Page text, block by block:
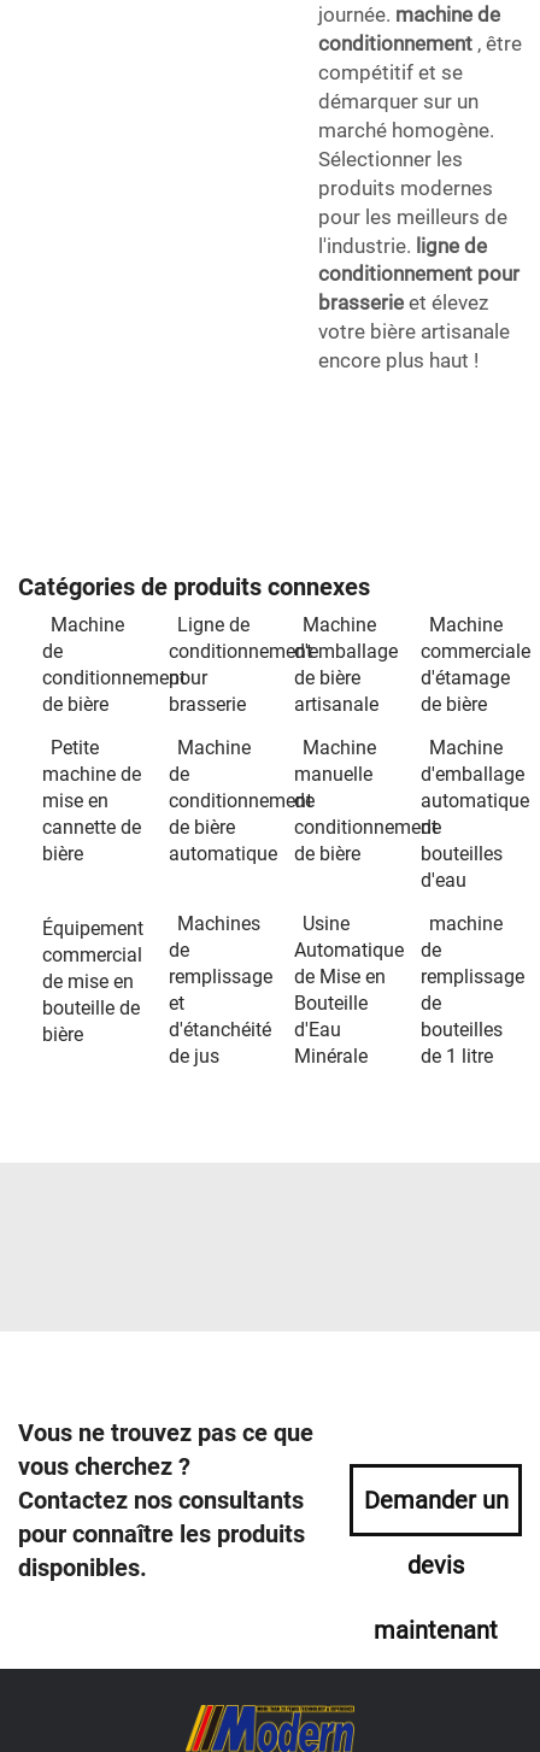
journée. machine de
conditionnement , être
compétitif et se
démarquer sur un
marché homogène.
Sélectionner les
produits modernes
pour les meilleurs de
l'industrie. ligne de
conditionnement pour
brasserie et élevez
votre bière artisanale
encore plus haut !
Catégories de produits connexes
Machine
de
conditionnement
de bière
Ligne de
conditionnement
pour
brasserie
Machine
d'emballage
de bière
artisanale
Machine
commerciale
d'étamage
de bière
Petite
machine de
mise en
cannette de
bière
Machine
de
conditionnement
de bière
automatique
Machine
manuelle
de
conditionnement
de bière
Machine
d'emballage
automatique
de
bouteilles
d'eau
Équipement
commercial
de mise en
bouteille de
bière
Machines
de
remplissage
et
d'étanchéité
de jus
Usine
Automatique
de Mise en
Bouteille
d'Eau
Minérale
machine
de
remplissage
de
bouteilles
de 1 litre
Vous ne trouvez pas ce que
vous cherchez ?
Contactez nos consultants
pour connaître les produits
disponibles.
Demander un
devis
maintenant